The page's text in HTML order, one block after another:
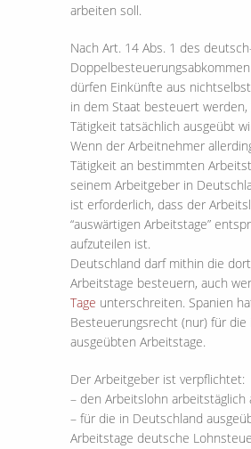
arbeiten soll.
Nach Art. 14 Abs. 1 des
Doppelbesteuerungsabkommen
dürfen Einkünfte aus
in dem Staat besteuert
Tätigkeit tatsächlich ausgeübt
Wenn der Arbeitnehmer
Tätigkeit an bestimmten
seinem Arbeitgeber in
ist erforderlich, dass der
“auswärtigen Arbeitstage”
aufzuteilen ist.
Deutschland darf mithin die
Arbeitstage besteuern, auch
Tage unterschreiten. Spanien
Besteuerungsrecht (nur) für die
ausgeübten Arbeitstage.
Der Arbeitgeber ist verpflichtet:
– den Arbeitslohn arbeitstäglich
– für die in Deutschland
Arbeitstage deutsche